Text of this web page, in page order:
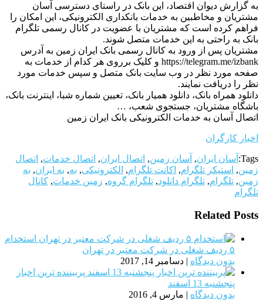
به گزارش دیوان اقتصاد، این بانک در راستای دسترسی آسان
مشتریان و مخاطبین به خدمات بانکداری الکترونیکی، این امکان را
فراهم کرده است که مشتریان با عضویت در کانال رسمی تلگرام
بانک به راحتی به این خدمات متصل شوند.
مشتریان پس از ورود به کانال رسمی بانک ایران زمین به آدرس
https://telegram.me/izbank و کلیک برروی هر کدام از خدمات به
صفحه مورد نظر در وب سایت بانک متصل و سپس خدمات مورد
نظر را دریافت نمایند.
دانلود همراه بانک، دانلود همیار بانک، تعیین شماره شبا، اینترنت بانک،
باشگاه مشتریان، جستجوی شعب، …
اتصال آسان به خدمات الکترونیکی بانک ایران زمین
اخبار کارگران
Tags: آسان ایران, آسان زمین, اتصال ایران, اتصال خدمات, اتصال
زمین, استیکر تلگرام, اکانت تلگرام, الکترونیکی, به, به ایران, به
زمین, تلگرام, تلگرام دانلود, تلگرام گروه, زمین خدمات, کانال
تلگرام
Related Posts
استخدام
۵ ردیف شغلی در شرکت معتبر در تهران
بدون دیدگاه | دسامبر 14, 2017
پربیننده ترین اخبار
پنجشنبه 13 اسفند
بدون دیدگاه | مارس 4, 2016